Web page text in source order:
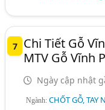
7
Chi Tiết Gỗ
MTV Gỗ Vĩnh
Ngày cập nhật
Ngành:CHỐT GỖ, TAY